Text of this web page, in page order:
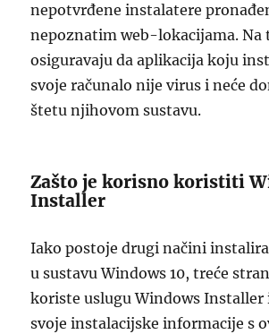
nepotvrđene instalatere
nepoznatim web-lokacijama. Na
osiguravaju da aplikacija koju
svoje računalo nije virus i neće
štetu njihovom sustavu.
Zašto je korisno koristiti
Installer
Iako postoje drugi načini
u sustavu Windows 10, treće
koriste uslugu Windows Installer
svoje instalacijske informacije s